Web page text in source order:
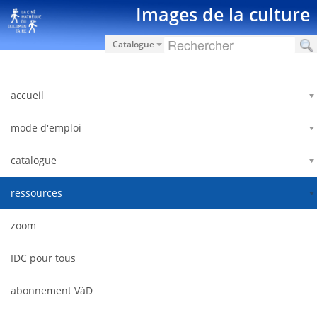
Pular para o conteúdo Images de la culture
Catalogue
accueil
mode d'emploi
catalogue
ressources
zoom
IDC pour tous
abonnement VàD